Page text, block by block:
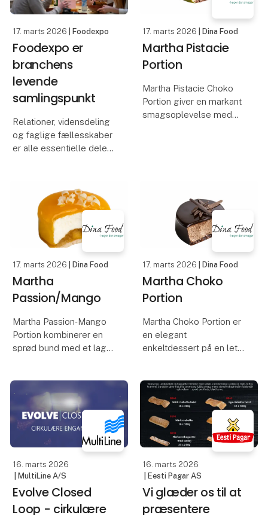
professionelle køkkener
17. marts 2026 | Foodexpo
Foodexpo er
branchens
levende
samlingspunkt
Relationer, vidensdeling
og faglige fællesskaber
er alle essentielle dele
fødevarebranchens
forskellige faggrupper
at mødes, netværke og
spejle sig i hinanden.
Foodexpo finde
17. marts 2026 | Dina Food
Martha Pistacie
Portion
Martha Pistacie Choko
Portion giver en markant
smagsoplevelse med
17. marts 2026 | Dina Food
Martha
Passion/Mango
Martha Passion‑Mango
Portion kombinerer en
sprød bund med et lag
mousse. Den
glacerede overflade
giver et blankt og
farveintensivt udtry
17. marts 2026 | Dina Food
Martha Choko
Portion
Martha Choko Portion er
en elegant
enkeltdessert på en let
chokoladeganache og
en luftig mousse med
dyb kakaosmag. Den
blanke, glacerede
overflade giver et
16. marts 2026
| MultiLine A/S
Evolve Closed
Loop - cirkulære
16. marts 2026
| Eesti Pagar AS
Vi glæder os til at
præsentere